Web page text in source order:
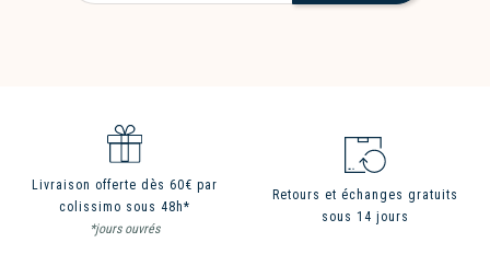
Livraison offerte dès 60€ par
colissimo sous 48h*
*jours ouvrés
Retours et échanges gratuits
sous 14 jours